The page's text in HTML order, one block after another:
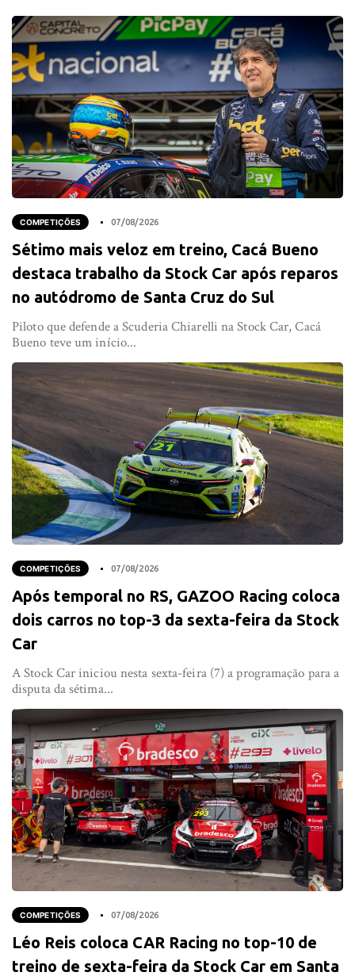
COMPETIÇÕES 07/08/2026
Sétimo mais veloz em treino, Cacá Bueno
destaca trabalho da Stock Car após reparos
no autódromo de Santa Cruz do Sul
Piloto que defende a Scuderia Chiarelli na Stock Car, Cacá
Bueno teve um início...
COMPETIÇÕES 07/08/2026
Após temporal no RS, GAZOO Racing coloca
dois carros no top-3 da sexta-feira da Stock
Car
A Stock Car iniciou nesta sexta-feira (7) a programação para a
disputa da sétima...
COMPETIÇÕES 07/08/2026
Léo Reis coloca CAR Racing no top-10 de
treino de sexta-feira da Stock Car em Santa